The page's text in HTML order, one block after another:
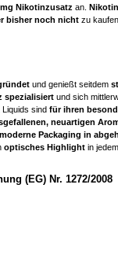
Nikotinzusatz an.
bisher noch nicht zu kaufen.
und genießt seitdem
spezialisiert und sich
Liquids sind für ihren
neuartigen
moderne Packaging in
optisches Highlight in jedem
(EG) Nr. 1272/2008